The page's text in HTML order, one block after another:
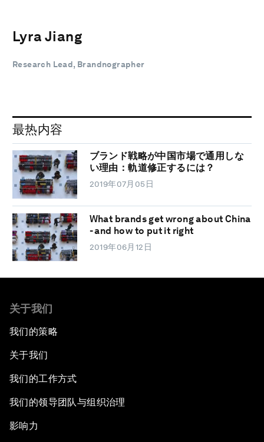
Lyra Jiang
Research Lead, Brandnographer
最热内容
ブランド戦略が中国市場で通用しな
い理由：軌道修正するには？
2019年07月05日
What brands get wrong about China
- and how to put it right
2019年06月12日
关于我们
我们的策略
关于我们
我们的工作方式
我们的领导团队与组织治理
影响力